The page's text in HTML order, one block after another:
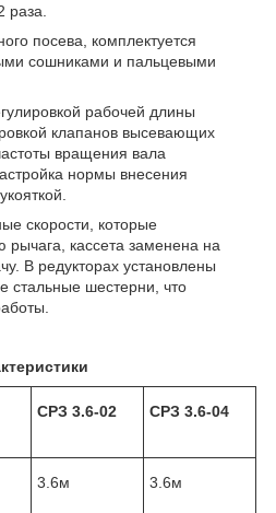
раза.
посева, комплектуется
сошниками и пальцевыми
рабочей длины
клапанов высевающих
вращения вала
нормы внесения
скорости, которые
кассета заменена на
В редукторах установлены
стальные шестерни, что
СРЗ 3.6-02 СРЗ 3.6-04
3.6м 3.6м